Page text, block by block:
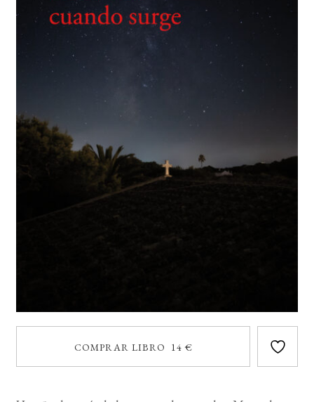
BUSCAR
LISTA DE LIBROS
COMPRAR LIBRO 14 €